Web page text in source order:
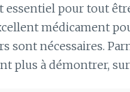
essentiel pour tout
médicament
sont nécessaires.
plus à démontrer,